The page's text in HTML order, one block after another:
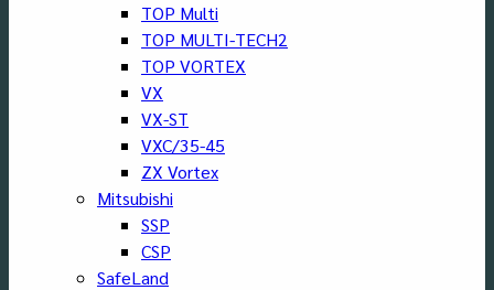
TOP Multi
TOP MULTI-TECH2
TOP VORTEX
VX
VX-ST
VXC/35-45
ZX Vortex
Mitsubishi
SSP
CSP
SafeLand